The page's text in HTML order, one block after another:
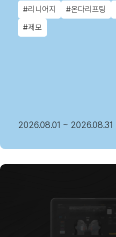
#리니어지 #온다리프팅
#제모
2026.08.01 ~ 2026.08.31